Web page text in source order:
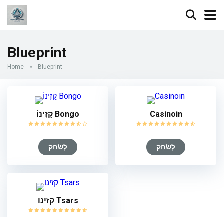
Blueprint
Home » Blueprint
קָזִינוֹ Bongo
לְשַׂחֵק
Casinoin
לְשַׂחֵק
קזינו Tsars